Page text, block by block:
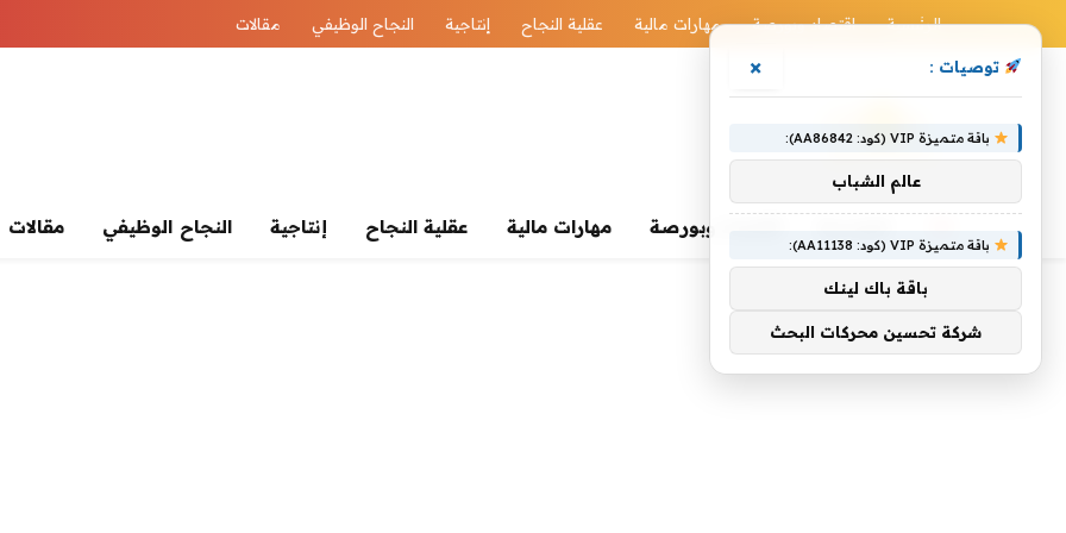
الرئيسية اقتصاد وبورصة مهارات مالية عقلية النجاح إنتاجية النجاح الوظيفي مقالات
اقتصاد وبورصة مهارات مالية عقلية النجاح إنتاجية النجاح الوظيفي مقالات
توصيات : ×
باقة متميزة VIP (كود: AA86842):
عالم الشباب
باقة متميزة VIP (كود: AA11138):
باقة باك لينك
شركة تحسين محركات البحث